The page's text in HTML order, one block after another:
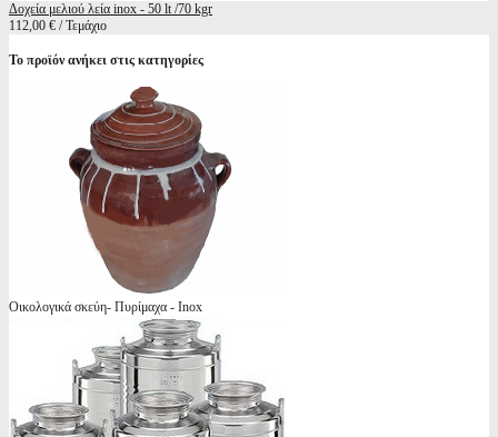
Δοχεία μελιού λεία inox - 50 lt /70 kgr
112,00 € / Τεμάχιο
Το προϊόν ανήκει στις κατηγορίες
Οικολογικά σκεύη- Πυρίμαχα - Inox